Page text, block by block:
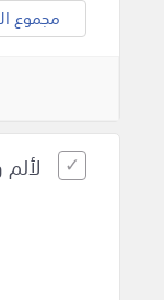
مجموع